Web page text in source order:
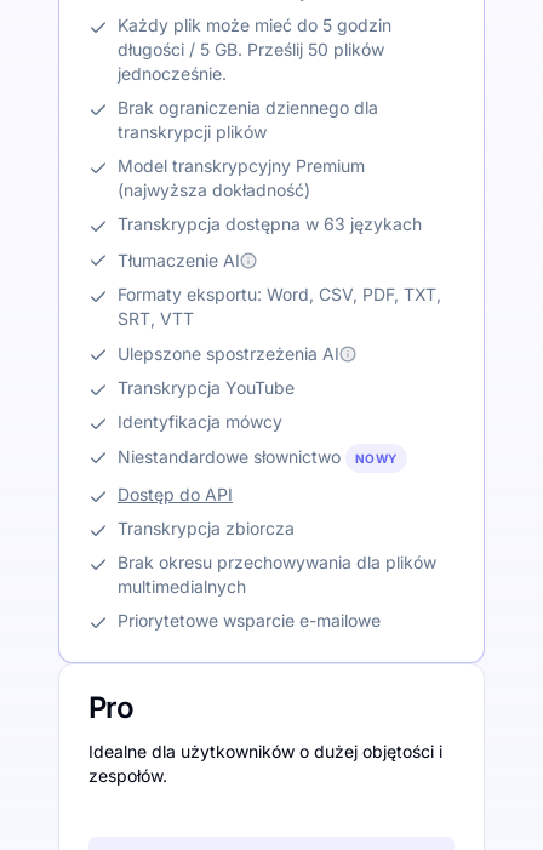
Każdy plik może mieć do 5 godzin
długości / 5 GB. Prześlij 50 plików
jednocześnie.
Brak ograniczenia dziennego dla
transkrypcji plików
Model transkrypcyjny Premium
(najwyższa dokładność)
Transkrypcja dostępna w 63 językach
Tłumaczenie AI
Formaty eksportu: Word, CSV, PDF, TXT,
SRT, VTT
Ulepszone spostrzeżenia AI
Transkrypcja YouTube
Identyfikacja mówcy
Niestandardowe słownictwo
NOWY
Dostęp do API
Transkrypcja zbiorcza
Brak okresu przechowywania dla plików
multimedialnych
Priorytetowe wsparcie e-mailowe
Pro
Idealne dla użytkowników o dużej objętości i
zespołów.